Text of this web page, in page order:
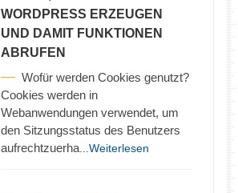
WORDPRESS ERZEUGEN
UND DAMIT FUNKTIONEN
ABRUFEN
Wofür werden Cookies genutzt?
Cookies werden in
Webanwendungen verwendet, um
den Sitzungsstatus des Benutzers
aufrechtzuerha ...Weiterlesen